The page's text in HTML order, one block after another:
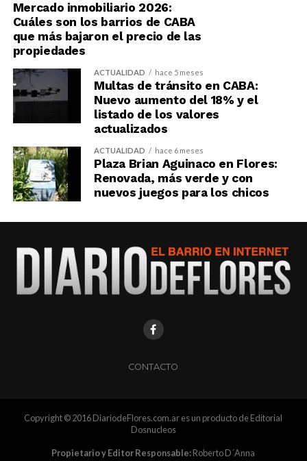
Mercado inmobiliario 2026:
Cuáles son los barrios de CABA
que más bajaron el precio de las
propiedades
ACTUALIDAD hace 5 meses
Multas de tránsito en CABA:
Nuevo aumento del 18% y el
listado de los valores
actualizados
ACTUALIDAD hace 6 meses
Plaza Brian Aguinaco en Flores:
Renovada, más verde y con
nuevos juegos para los chicos
CONTACTO
Copyright © 2016 DiariodeFlores.com.ar es un producto de Editorial
Dosnucleos
Propietario y Editor Responsable:Roberto D´Anna